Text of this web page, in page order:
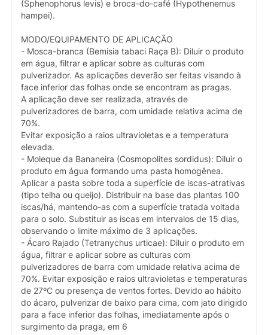
(Sphenophorus levis) e broca-do-café (Hypothenemus
hampei).
MODO/EQUIPAMENTO DE APLICAÇÃO
- Mosca-branca (Bemisia tabaci Raça B): Diluir o produto
em água, filtrar e aplicar sobre as culturas com
pulverizador. As aplicações deverão ser feitas visando à
face inferior das folhas onde se encontram as pragas.
A aplicação deve ser realizada, através de
pulverizadores de barra, com umidade relativa acima de
70%.
Evitar exposição a raios ultravioletas e a temperatura
elevada.
- Moleque da Bananeira (Cosmopolites sordidus): Diluir o
produto em água formando uma pasta homogênea.
Aplicar a pasta sobre toda a superfície de iscas-atrativas
(tipo telha ou queijo). Distribuir na base das plantas 100
iscas/há, mantendo-as com a superfície tratada voltada
para o solo. Substituir as iscas em intervalos de 15 dias,
observando o limite máximo de 3 aplicações.
- Ácaro Rajado (Tetranychus urticae): Diluir o produto em
água, filtrar e aplicar sobre as culturas com
pulverizadores de barra com umidade relativa acima de
70%. Evitar exposição e raios ultravioletas e temperaturas
de 27ºC ou presença de ventos fortes. Devido ao hábito
do ácaro, pulverizar de baixo para cima, com jato dirigido
para a face inferior das folhas, imediatamente após o
surgimento da praga, em 6